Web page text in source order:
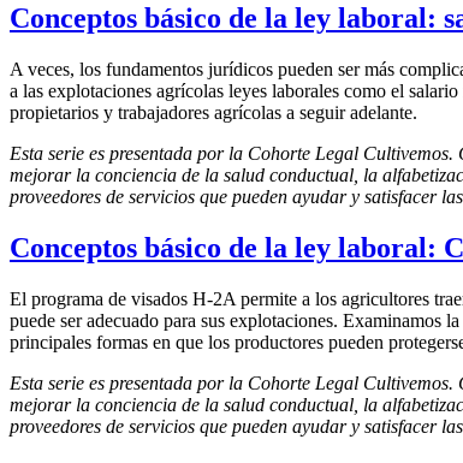
Conceptos básico de la ley laboral:
A veces, los fundamentos jurídicos pueden ser más
a las explotaciones agrícolas leyes laborales como el
propietarios y trabajadores agrícolas a seguir adelante.
Esta serie es presentada por la Cohorte Legal
mejorar la conciencia de la salud conductual, la
proveedores de servicios que pueden ayudar y satisfacer
Conceptos básico de la ley laboral:
El programa de visados H-2A permite a los agricultores
puede ser adecuado para sus explotaciones. Examinamos
principales formas en que los productores pueden
Esta serie es presentada por la Cohorte Legal
mejorar la conciencia de la salud conductual, la
proveedores de servicios que pueden ayudar y satisfacer